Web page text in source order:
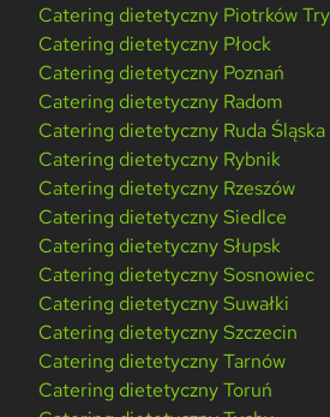
Catering dietetyczny Piotrków
Catering dietetyczny Płock
Catering dietetyczny Poznań
Catering dietetyczny Radom
Catering dietetyczny Ruda Śląska
Catering dietetyczny Rybnik
Catering dietetyczny Rzeszów
Catering dietetyczny Siedlce
Catering dietetyczny Słupsk
Catering dietetyczny Sosnowiec
Catering dietetyczny Suwałki
Catering dietetyczny Szczecin
Catering dietetyczny Tarnów
Catering dietetyczny Toruń